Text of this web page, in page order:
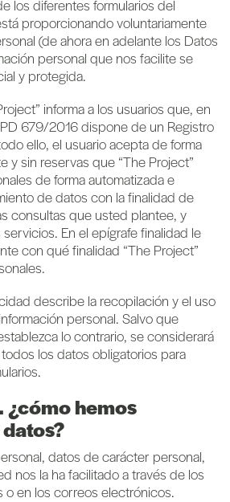
los diferentes formularios del
proporcionando voluntariamente
(de ahora en adelante los Datos
personal que nos facilite se
y protegida.
informa a los usuarios que, en
679/2016 dispone de un Registro
ello, el usuario acepta de forma
y sin reservas que “The Project”
de forma automatizada e
de datos con la finalidad de
consultas que usted plantee, y
En el epígrafe finalidad le
con qué finalidad “The Project”
describe la recopilación y el uso
personal. Salvo que
lo contrario, se considerará
los datos obligatorios para
hemos
datos de carácter personal,
nos la ha facilitado a través de los
o en los correos electrónicos.